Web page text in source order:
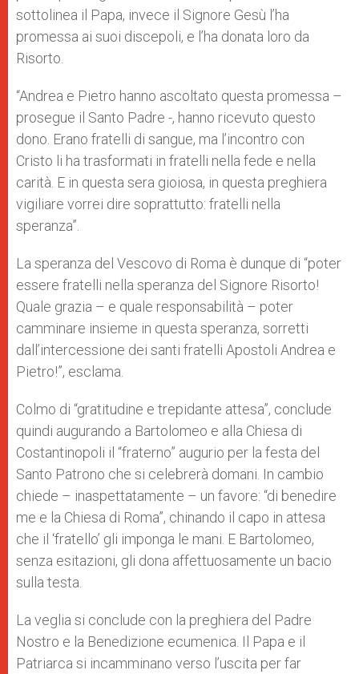
sottolinea il Papa, invece il Signore Gesù l’ha
promessa ai suoi discepoli, e l’ha donata loro da
Risorto.
“Andrea e Pietro hanno ascoltato questa promessa –
prosegue il Santo Padre -, hanno ricevuto questo
dono. Erano fratelli di sangue, ma l’incontro con
Cristo li ha trasformati in fratelli nella fede e nella
carità. E in questa sera gioiosa, in questa preghiera
vigiliare vorrei dire soprattutto: fratelli nella
speranza”.
La speranza del Vescovo di Roma è dunque di “poter
essere fratelli nella speranza del Signore Risorto!
Quale grazia – e quale responsabilità – poter
camminare insieme in questa speranza, sorretti
dall’intercessione dei santi fratelli Apostoli Andrea e
Pietro!”, esclama.
Colmo di “gratitudine e trepidante attesa”, conclude
quindi augurando a Bartolomeo e alla Chiesa di
Costantinopoli il “fraterno” augurio per la festa del
Santo Patrono che si celebrerà domani. In cambio
chiede – inaspettatamente – un favore: “di benedire
me e la Chiesa di Roma”, chinando il capo in attesa
che il ‘fratello’ gli imponga le mani. E Bartolomeo,
senza esitazioni, gli dona affettuosamente un bacio
sulla testa.
La veglia si conclude con la preghiera del Padre
Nostro e la Benedizione ecumenica. Il Papa e il
Patriarca si incamminano verso l’uscita per far